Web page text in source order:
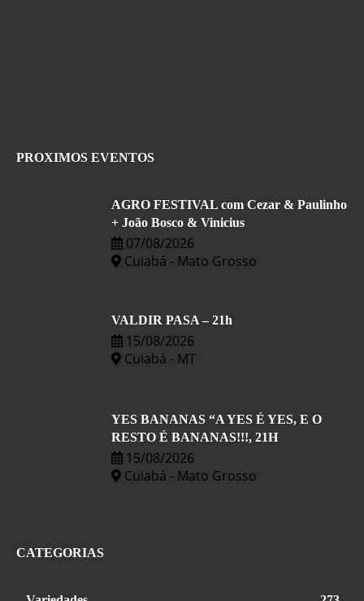
PROXIMOS EVENTOS
AGRO FESTIVAL com Cezar & Paulinho
+ João Bosco & Vinicius
07/08/2026
Cuiabá - Mato Grosso
VALDIR PASA – 21h
15/08/2026
Cuiabá - MT
YES BANANAS “A YES É YES, E O
RESTO É BANANAS!!!, 21H
15/08/2026
Cuiabá - Mato Grosso
CATEGORIAS